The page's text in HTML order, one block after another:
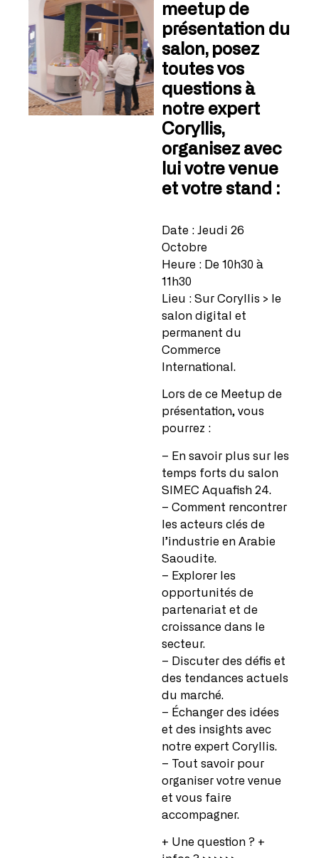
meetup de
présentation du
salon, posez
toutes vos
questions à
notre expert
Coryllis,
organisez avec
lui votre venue
et votre stand :
Date : Jeudi 26
Octobre
Heure : De 10h30 à
11h30
Lieu : Sur Coryllis > le
salon digital et
permanent du
Commerce
International.
Lors de ce Meetup de
présentation, vous
pourrez :
– En savoir plus sur les
temps forts du salon
SIMEC Aquafish 24.
– Comment rencontrer
les acteurs clés de
l’industrie en Arabie
Saoudite.
– Explorer les
opportunités de
partenariat et de
croissance dans le
secteur.
– Discuter des défis et
des tendances actuels
du marché.
– Échanger des idées
et des insights avec
notre expert Coryllis.
– Tout savoir pour
organiser votre venue
et vous faire
accompagner.
+ Une question ? +